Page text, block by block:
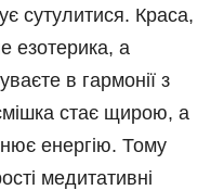
сутулитися. Краса,
езотерика, а
в гармонії з
стає щирою, а
енергію. Тому
медитативні